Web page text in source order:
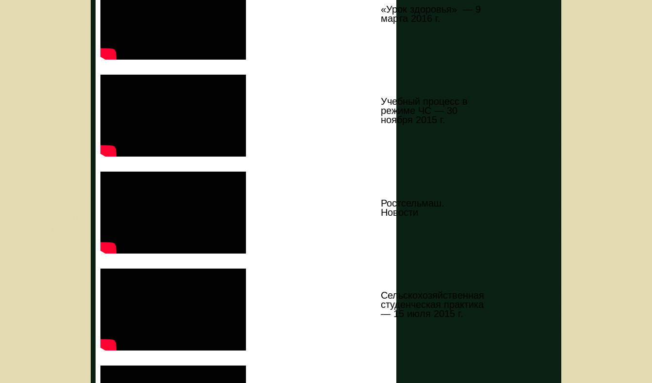
«Урок здоровья» — 9
марта 2016 г.
Учебный процесс в
режиме ЧС — 30
ноября 2015 г.
Ростсельмаш.
Новости
Сельскохозяйственная
студенческая практика
— 15 июля 2015 г.